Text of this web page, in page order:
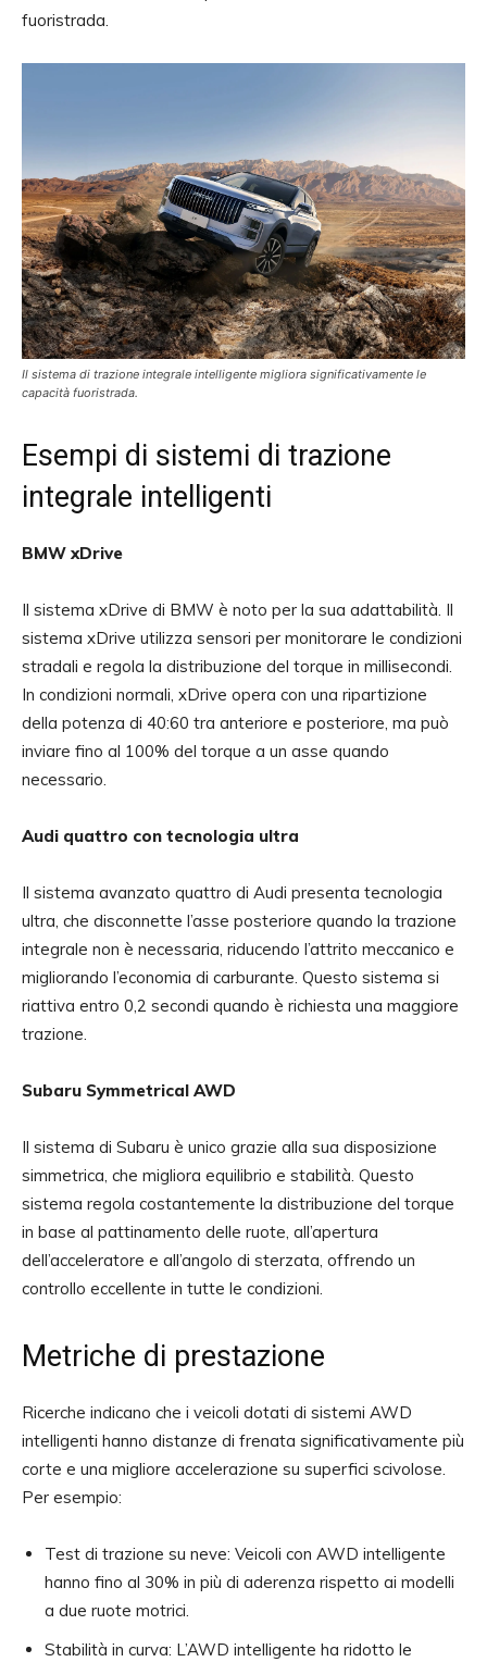
fuoristrada.
Il sistema di trazione integrale intelligente migliora significativamente le
capacità fuoristrada.
Esempi di sistemi di trazione
integrale intelligenti
BMW xDrive
Il sistema xDrive di BMW è noto per la sua adattabilità. Il
sistema xDrive utilizza sensori per monitorare le condizioni
stradali e regola la distribuzione del torque in millisecondi.
In condizioni normali, xDrive opera con una ripartizione
della potenza di 40:60 tra anteriore e posteriore, ma può
inviare fino al 100% del torque a un asse quando
necessario.
Audi quattro con tecnologia ultra
Il sistema avanzato quattro di Audi presenta tecnologia
ultra, che disconnette l’asse posteriore quando la trazione
integrale non è necessaria, riducendo l’attrito meccanico e
migliorando l’economia di carburante. Questo sistema si
riattiva entro 0,2 secondi quando è richiesta una maggiore
trazione.
Subaru Symmetrical AWD
Il sistema di Subaru è unico grazie alla sua disposizione
simmetrica, che migliora equilibrio e stabilità. Questo
sistema regola costantemente la distribuzione del torque
in base al pattinamento delle ruote, all’apertura
dell’acceleratore e all’angolo di sterzata, offrendo un
controllo eccellente in tutte le condizioni.
Metriche di prestazione
Ricerche indicano che i veicoli dotati di sistemi AWD
intelligenti hanno distanze di frenata significativamente più
corte e una migliore accelerazione su superfici scivolose.
Per esempio:
Test di trazione su neve: Veicoli con AWD intelligente
hanno fino al 30% in più di aderenza rispetto ai modelli
a due ruote motrici.
Stabilità in curva: L’AWD intelligente ha ridotto le